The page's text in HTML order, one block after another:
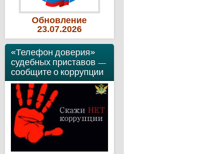
Обновление
23.07.2026
«Телефон доверия»
судебных приставов —
сообщите о коррупции